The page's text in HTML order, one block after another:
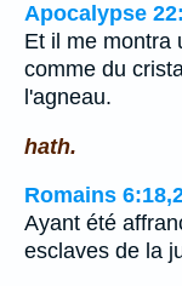
Apocalypse
Et il me montra
comme du
l'agneau.
hath.
Romains
Ayant été
esclaves de la